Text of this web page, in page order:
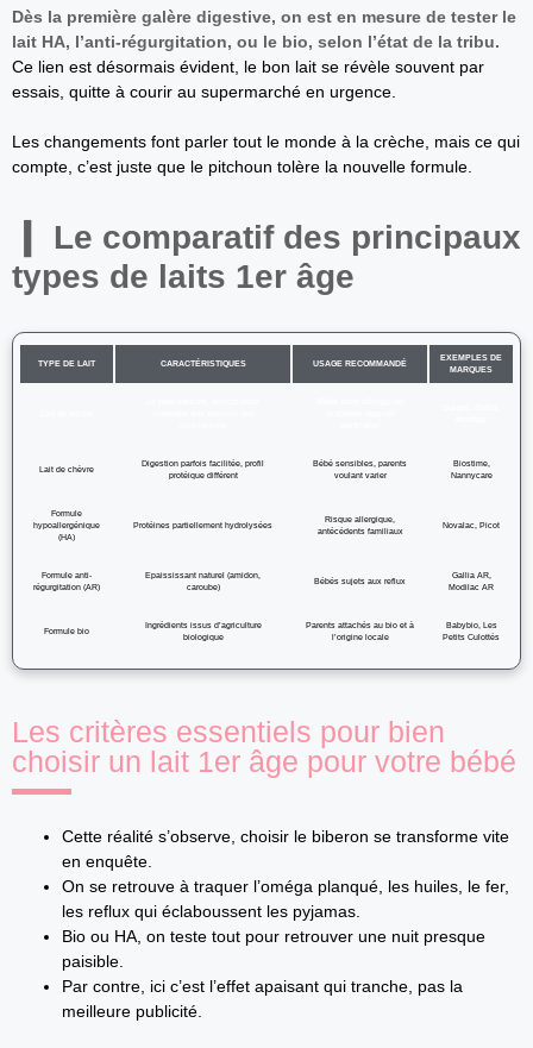
Dès la première galère digestive, on est en mesure de tester le
lait HA, l’anti-régurgitation, ou le bio, selon l’état de la tribu.
Ce lien est désormais évident, le bon lait se révèle souvent par
essais, quitte à courir au supermarché en urgence.
Les changements font parler tout le monde à la crèche, mais ce qui
compte, c’est juste que le pitchoun tolère la nouvelle formule.
Le comparatif des principaux
types de laits 1er âge
TYPE DE LAIT CARACTÉRISTIQUES USAGE RECOMMANDÉ
EXEMPLES DE
MARQUES
Lait de chèvre
Digestion parfois facilitée, profil
protéique différent
Bébé sensibles, parents
voulant varier
Biostime,
Nannycare
Formule
hypoallergénique
(HA)
Protéines partiellement hydrolysées
Risque allergique,
antécédents familiaux
Novalac, Picot
Formule anti-
régurgitation (AR)
Epaississant naturel (amidon,
caroube)
Bébés sujets aux reflux
Gallia AR,
Modilac AR
Formule bio
Ingrédients issus d’agriculture
biologique
Parents attachés au bio et à
l’origine locale
Babybio, Les
Petits Culottés
Les critères essentiels pour bien
choisir un lait 1er âge pour votre bébé
Cette réalité s’observe, choisir le biberon se transforme vite
en enquête.
On se retrouve à traquer l’oméga planqué, les huiles, le fer,
les reflux qui éclaboussent les pyjamas.
Bio ou HA, on teste tout pour retrouver une nuit presque
paisible.
Par contre, ici c’est l’effet apaisant qui tranche, pas la
meilleure publicité.